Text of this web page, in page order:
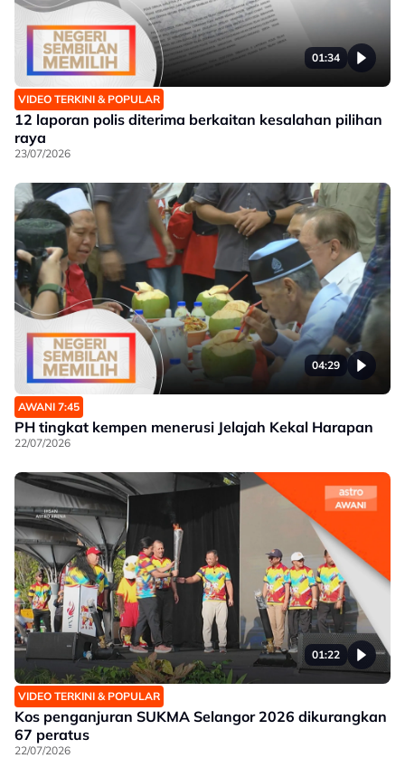
01:34
VIDEO TERKINI & POPULAR
12 laporan polis diterima berkaitan kesalahan pilihan
raya
23/07/2026
04:29
AWANI 7:45
PH tingkat kempen menerusi Jelajah Kekal Harapan
22/07/2026
01:22
VIDEO TERKINI & POPULAR
Kos penganjuran SUKMA Selangor 2026 dikurangkan
67 peratus
22/07/2026